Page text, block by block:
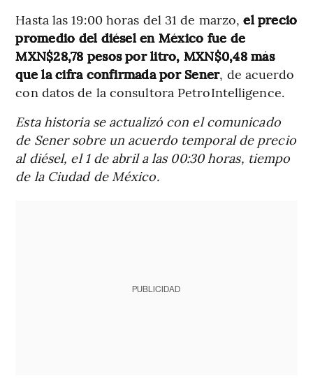
Hasta las 19:00 horas del 31 de marzo,el precio
promedio del diésel en México fue de
MXN$28,78 pesos por litro, MXN$0,48 más
que la cifra confirmada por Sener, de acuerdo
con datos de la consultora PetroIntelligence.
Esta historia se actualizó con el comunicado
de Sener sobre un acuerdo temporal de precio
al diésel, el 1 de abril a las 00:30 horas, tiempo
de la Ciudad de México.
PUBLICIDAD